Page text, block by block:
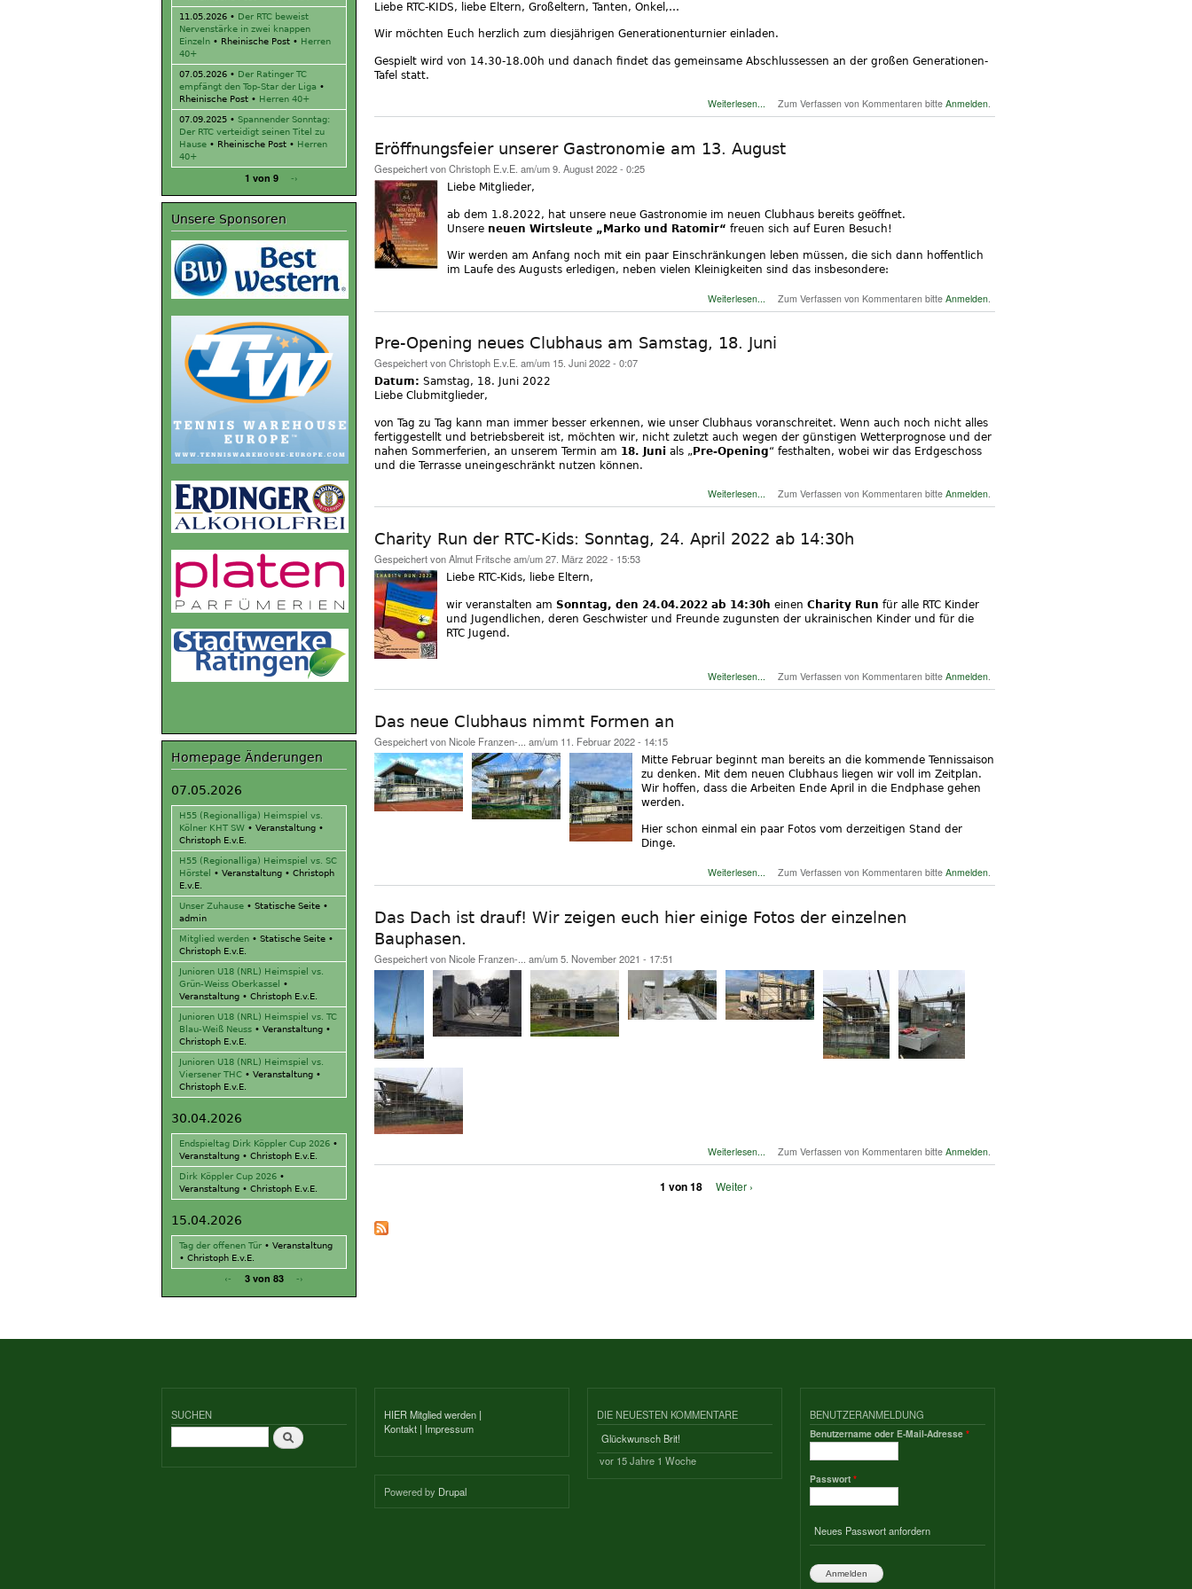
11.05.2026 • Der RTC beweist
Nervenstärke in zwei knappen
Einzeln • Rheinische Post • Herren
40+
07.05.2026 • Der Ratinger TC
empfängt den Top-Star der Liga •
Rheinische Post • Herren 40+
07.09.2025 • Spannender Sonntag:
Der RTC verteidigt seinen Titel zu
Hause • Rheinische Post • Herren
40+
1 von 9 -›
Unsere Sponsoren
Homepage Änderungen
07.05.2026
H55 (Regionalliga) Heimspiel vs.
Kölner KHT SW • Veranstaltung •
Christoph E.v.E.
H55 (Regionalliga) Heimspiel vs. SC
Hörstel
• Veranstaltung • Christoph
E.v.E.
Unser Zuhause • Statische Seite •
admin
Mitglied werden • Statische Seite •
Christoph E.v.E.
Junioren U18 (NRL) Heimspiel vs.
Grün-Weiss Oberkassel
•
Veranstaltung • Christoph E.v.E.
Junioren U18 (NRL) Heimspiel vs. TC
Blau-Weiß Neuss • Veranstaltung •
Christoph E.v.E.
Junioren U18 (NRL) Heimspiel vs.
Viersener THC • Veranstaltung •
Christoph E.v.E.
30.04.2026
Endspieltag Dirk Köppler Cup 2026 •
Veranstaltung • Christoph E.v.E.
Dirk Köppler Cup 2026 •
Veranstaltung • Christoph E.v.E.
15.04.2026
Tag der offenen Tür • Veranstaltung
• Christoph E.v.E.
‹- 3 von 83 -›
Liebe RTC-KIDS, liebe Eltern, Großeltern, Tanten, Onkel,…
Wir möchten Euch herzlich zum diesjährigen Generationenturnier einladen.
Gespielt wird von 14.30-18.00h und danach findet das gemeinsame Abschlussessen an der großen Generationen-
Tafel statt.
Weiterlesen...
über Generationenturnier am 04. September 2022 um
14.30h
Zum Verfassen von Kommentaren bitte Anmelden.
Eröffnungsfeier unserer Gastronomie am 13. August
Gespeichert vonChristoph E.v.E. am/um 9. August 2022 - 0:25
Liebe Mitglieder,
ab dem 1.8.2022, hat unsere neue Gastronomie im neuen Clubhaus bereits geöffnet.
Unsere neuen Wirtsleute „Marko und Ratomir“ freuen sich auf Euren Besuch!
Wir werden am Anfang noch mit ein paar Einschränkungen leben müssen, die sich dann hoffentlich
im Laufe des Augusts erledigen, neben vielen Kleinigkeiten sind das insbesondere:
Weiterlesen...
über Eröffnungsfeier unserer Gastronomie am 13.
August
Zum Verfassen von Kommentaren bitte Anmelden.
Pre-Opening neues Clubhaus am Samstag, 18. Juni
Gespeichert vonChristoph E.v.E. am/um 15. Juni 2022 - 0:07
Datum: Samstag, 18. Juni 2022
Liebe Clubmitglieder,
von Tag zu Tag kann man immer besser erkennen, wie unser Clubhaus voranschreitet. Wenn auch noch nicht alles
fertiggestellt und betriebsbereit ist, möchten wir, nicht zuletzt auch wegen der günstigen Wetterprognose und der
nahen Sommerferien, an unserem Termin am 18. Juni als „Pre-Opening“ festhalten, wobei wir das Erdgeschoss
und die Terrasse uneingeschränkt nutzen können.
Weiterlesen...
über Pre-Opening neues Clubhaus am Samstag, 18.
Juni
Zum Verfassen von Kommentaren bitte Anmelden.
Charity Run der RTC-Kids: Sonntag, 24. April 2022 ab 14:30h
Gespeichert vonAlmut Fritscheam/um 27. März 2022 - 15:53
Liebe RTC-Kids, liebe Eltern,
wir veranstalten am Sonntag, den 24.04.2022 ab 14:30h einen Charity Run für alle RTC Kinder
und Jugendlichen, deren Geschwister und Freunde zugunsten der ukrainischen Kinder und für die
RTC Jugend.
Weiterlesen... über Charity Run der RTC-Kids: Sonntag, 24. April 2022
ab 14:30h
Zum Verfassen von Kommentaren bitte Anmelden.
Das neue Clubhaus nimmt Formen an
Gespeichert von Nicole Franzen-... am/um 11. Februar 2022 - 14:15
Mitte Februar beginnt man bereits an die kommende Tennissaison
zu denken. Mit dem neuen Clubhaus liegen wir voll im Zeitplan.
Wir hoffen, dass die Arbeiten Ende April in die Endphase gehen
werden.
Hier schon einmal ein paar Fotos vom derzeitigen Stand der
Dinge.
Weiterlesen... über Das neue Clubhaus nimmt Formen an
Zum Verfassen von Kommentaren bitte Anmelden.
Das Dach ist drauf! Wir zeigen euch hier einige Fotos der einzelnen
Bauphasen.
Gespeichert von Nicole Franzen-... am/um 5. November 2021 - 17:51
Weiterlesen...
über Das Dach ist drauf! Wir zeigen euch hier einige
Fotos der einzelnen Bauphasen.
Zum Verfassen von Kommentaren bitte Anmelden.
1 von 18 Weiter ›
SUCHEN
Suche
HIER Mitglied werden |
Kontakt | Impressum
Powered by Drupal
DIE NEUESTEN KOMMENTARE
Glückwunsch Brit!
vor 15 Jahre 1 Woche
BENUTZERANMELDUNG
Benutzername oder E-Mail-Adresse *
Passwort *
Neues Passwort anfordern